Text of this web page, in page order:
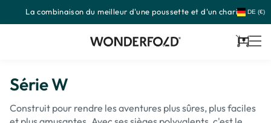
Passer
au
La combinaison du meilleur d'une poussette et d'un chariot DE (€)
Série W
Construit pour rendre les aventures plus sûres, plus faciles